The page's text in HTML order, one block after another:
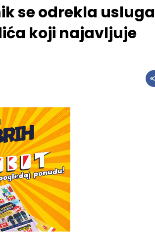
se odrekla usluga
koji najavljuje